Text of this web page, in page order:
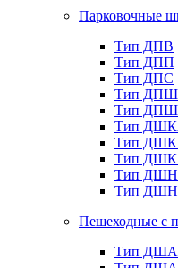
Парковочные
Тип ДПВ
Тип ДПП
Тип ДПС
Тип ДПШ
Тип ДПШ
Тип
Тип
Тип
Тип ДШН
Тип ДШН
Пешеходные с
Тип ДША